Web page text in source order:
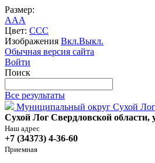
Размер:
AAA
Цвет: CCC
Изображения Вкл.Выкл.
Обычная версия сайта
Войти
Поиск
Все результаты
Муниципальный округ Сухой Лог
Сухой Лог Свердловской области,
Наш адрес
+7 (34373) 4-36-60
Приемная